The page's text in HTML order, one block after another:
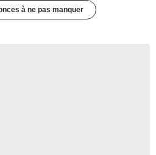
à ne pas manquer